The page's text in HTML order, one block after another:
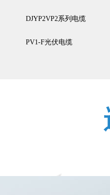
DJYP2VP2系列电缆
PV1-F光伏电缆